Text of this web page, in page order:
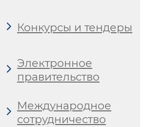
Конкурсы и тендеры
Электронное
правительство
Международное
сотрудничество